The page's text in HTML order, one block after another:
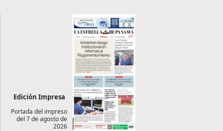
Edición Impresa
Portada del impreso
del 7 de agosto de
2026